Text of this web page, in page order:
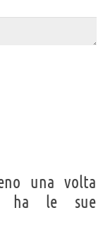
una volta
ha le sue